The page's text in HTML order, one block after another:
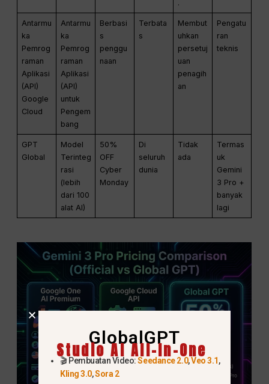
.
Antarmu
ka
Pemrog
raman
Aplikasi
(API)
Google
Cloud
Antarmu
ka
Pemrog
raman
Aplikasi
(API)
untuk
Pengem
bang
Berbasi
s
penggu
naan
Terbata
s
Membut
uhkan
persetuj
uan
penagih
an
Pengatu
ran
teknis
GPT
Global
Model
Terinteg
rasi
(lebih
dari 100
alat AI)
50%
OFF
Cyber
Monday
Di
seluruh
dunia
Tidak
ada
Termas
uk
Gemini
3 Pro +
banyak
lagi
GlobalGPT
Studio AI All-In-One
🎬 Pembuatan Video:Seedance 2.0,Veo 3.1,
Kling 3.0,Sora 2